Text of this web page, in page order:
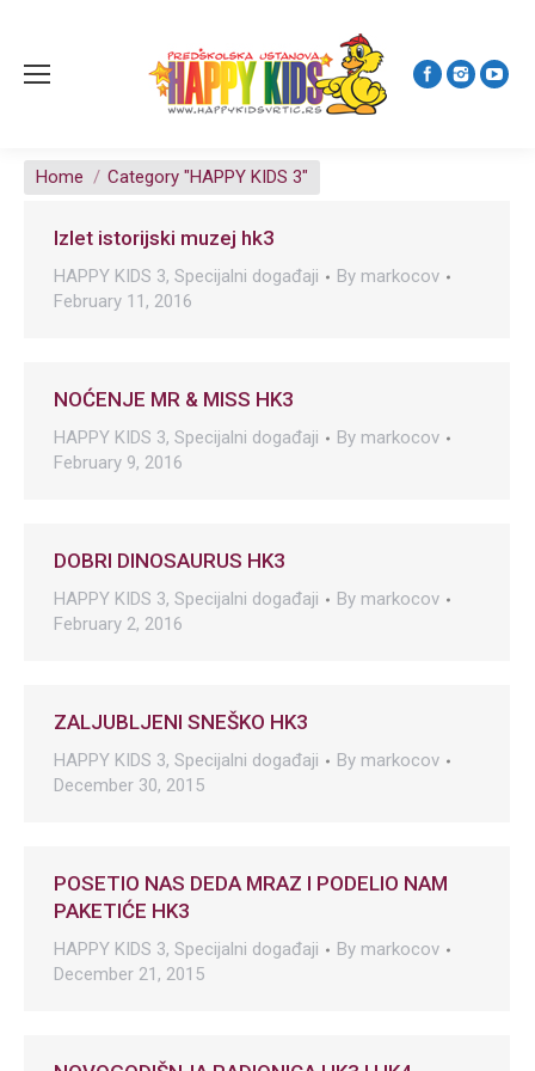
You are here:
Home Category "HAPPY KIDS 3"
Izlet istorijski muzej hk3
HAPPY KIDS 3, Specijalni događaji By markocov
February 11, 2016
NOĆENJE MR & MISS HK3
HAPPY KIDS 3, Specijalni događaji By markocov
February 9, 2016
DOBRI DINOSAURUS HK3
HAPPY KIDS 3, Specijalni događaji By markocov
February 2, 2016
ZALJUBLJENI SNEŠKO HK3
HAPPY KIDS 3, Specijalni događaji By markocov
December 30, 2015
POSETIO NAS DEDA MRAZ I PODELIO NAM
PAKETIĆE HK3
HAPPY KIDS 3, Specijalni događaji By markocov
December 21, 2015